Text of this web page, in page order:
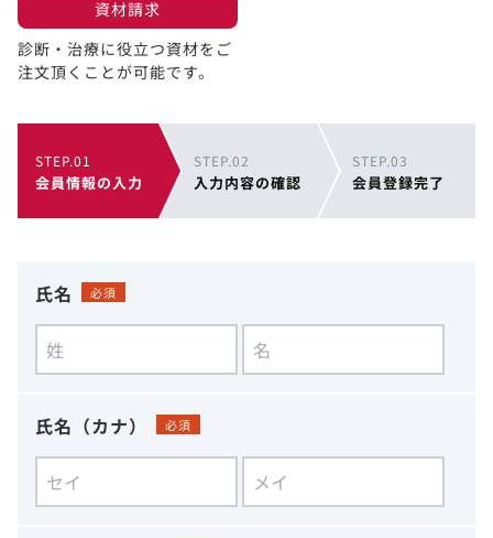
資材請求​
診断・治療に役立つ資材をご
注文頂くことが可能です。
STEP.01
会員情報の入力
STEP.02
入力内容の確認
STEP.03
会員登録完了
氏名 必須
氏名（カナ） 必須